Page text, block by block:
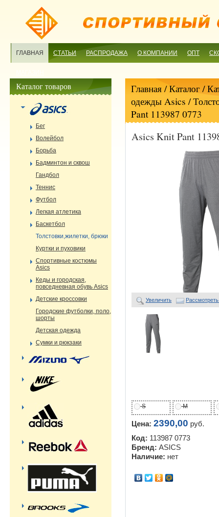
ГЛАВНАЯ СТАТЬИ РАСПРОДАЖА О КОМПАНИИ ОПТ
Главная/ Каталог /
одежды Asics /
Pant 113987 0773
Asics Knit Pant
Увеличить
S M
Цена: 2390,00 руб.
Код: 113987 0773
Бренд: ASICS
Наличие: нет
Каталог товаров
Бег
Волейбол
Борьба
Бадминтон и сквош
Гандбол
Теннис
Футбол
Легкая атлетика
Баскетбол
Толстовки,жилетки, брюки
Куртки и пуховики
Спортивные костюмы
Asics
Кеды и городская,
повседневная обувь Asics
Детские кроссовки
Городские футболки, поло,
шорты
Детская одежда
Сумки и рюкзаки